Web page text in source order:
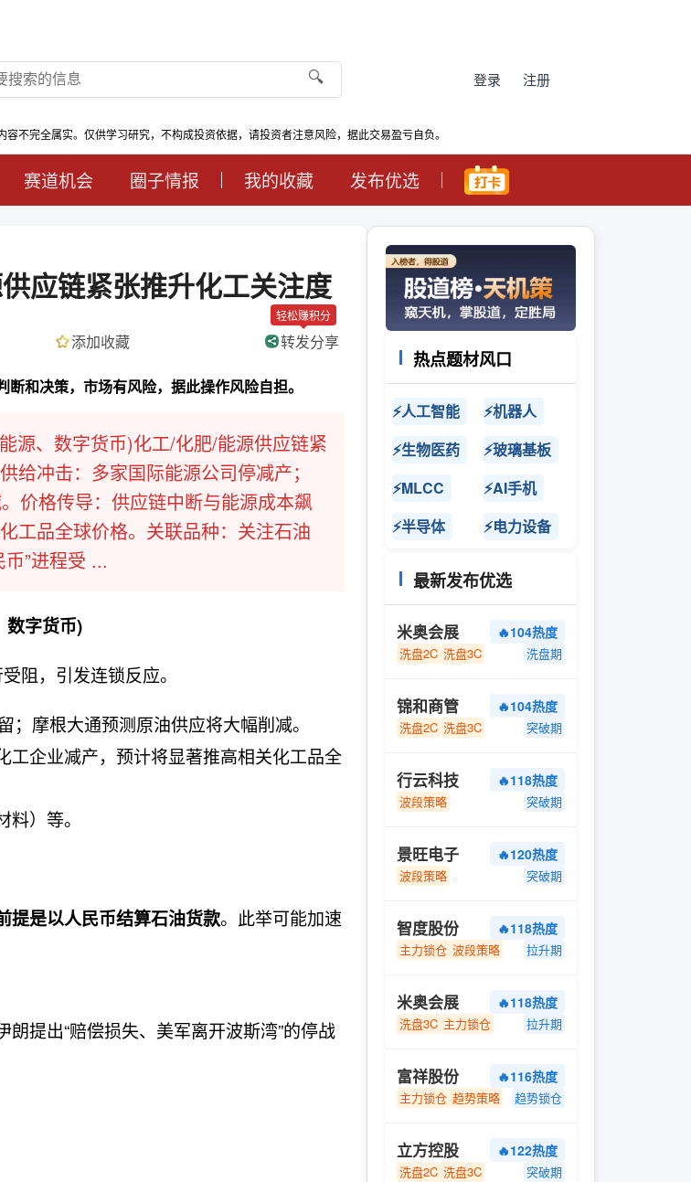
🔍 登录 注册
不完全属实。仅供学习研究，不构成投资依据，请投资者注意风险，据此交易盈亏自负。
赛道机会 圈子情报 我的收藏 发布优选
应链紧张推升化工关注度
添加收藏
轻松赚积分
转发分享
和决策，市场有风险，据此操作风险自担。
源、数字货币)化工/化肥/能源供应链紧
冲击：多家国际能源公司停减产；
价格传导：供应链中断与能源成本飙
工品全球价格。关联品种：关注石油
”进程受 ...
数字货币)
阻，引发连锁反应。
摩根大通预测原油供应将大幅削减。
工企业减产，预计将显著推高相关化工品全
）等。
提是以人民币结算石油货款。此举可能加速
提出“赔偿损失、美军离开波斯湾”的停战
热点题材风口
⚡人工智能
⚡机器人
⚡生物医药
⚡玻璃基板
⚡MLCC
⚡AI手机
⚡半导体
⚡电力设备
最新发布优选
米奥会展 🔥104热度
洗盘2C 洗盘3C 洗盘期
锦和商管 🔥104热度
洗盘2C 洗盘3C 突破期
行云科技 🔥118热度
波段策略 突破期
景旺电子 🔥120热度
波段策略 突破期
智度股份 🔥118热度
主力锁仓 波段策略 拉升期
米奥会展 🔥118热度
洗盘3C 主力锁仓 拉升期
富祥股份 🔥116热度
主力锁仓 趋势策略 趋势锁仓
立方控股 🔥122热度
洗盘2C 洗盘3C 突破期